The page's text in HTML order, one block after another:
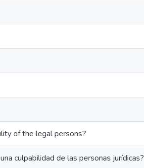
of the legal persons?
culpabilidad de las personas jurídicas?